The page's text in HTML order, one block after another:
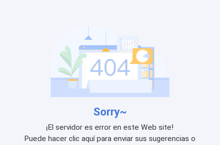
Sorry~
¡El servidor es error en este Web site!
Puede hacer clic aquí para enviar sus sugerencias o